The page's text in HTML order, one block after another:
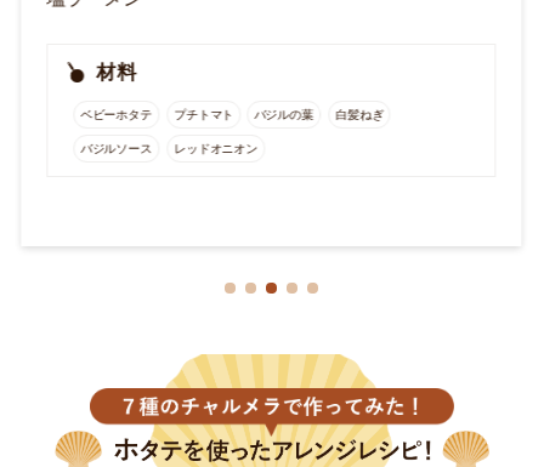
材料
カット野菜
豚肉 ※冷凍のミックスシーフードを使うと海鮮あんかけ風になりま